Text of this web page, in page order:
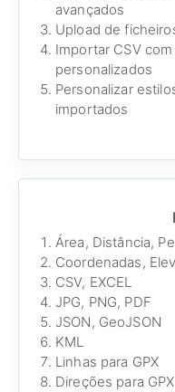
avançados
Upload de
Importar CSV
personalizados
Personalizar
importados
Área, Distância,
Coordenadas,
CSV, EXCEL
JPG, PNG, PDF
JSON, GeoJSON
KML
Linhas para GPX
Direções para GPX